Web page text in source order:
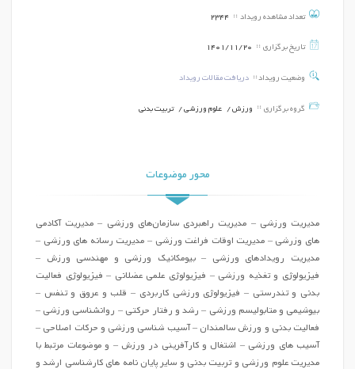
تعداد مشاهده رویداد 2344
تاریخ برگزاری 1401/11/20
وضعیت رویداد دریافت مقالات رویداد
گروه برگزاری ورزش / علوم ورزشی / تربیت بدنی
محور موضوعات
مدیریت ورزشی – مدیریت راهبردی سازمان‌های ورزشی – مدیریت آکادمی
های وزرشی – مدیریت اوقات فراغت ورزشی – مدیریت رسانه های ورزشی –
مدیریت رویدادهای ورزشی – بیومکانیک ورزشی و مهندسی ورزش –
فیزیولوژی و تغذیه ورزشی – فیزیولوژی علمی عضلانی – فیزیولوژی فعالیت
بدنی و تندرستی – فیزیولوژی ورزشی کاربردی – قلب و عروق و تنفس –
بیوشیمی و متابولیسم ورزشی – رشد و رفتار حرکتی – روانشناسی ورزشی –
فعالیت بدنی و ورزش سالمندان – آسیب شناسی ورزشی و حرکات اصلاحی –
آسیب های ورزشی – اشتغال و کارآفرینی در ورزش – و موضوعات مرتبط با
مدیریت علوم ورزشی و تربیت بدنی و سایر پایان نامه های کارشناسی ارشد و